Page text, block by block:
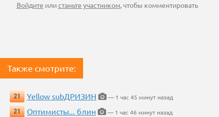
Войдите илистаньте участником, чтобы комментировать
Также смотрите:
21 Yellow subДРИЗИН
— 1 час 45 минут назад
21
Оптимисты... блин
— 1 час 46 минут назад